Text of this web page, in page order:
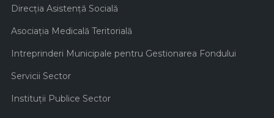
Direcţia Asistenţă Socială
Asociaţia Medicală Teritorială
Intreprinderi Municipale pentru Gestionarea Fondului
Servicii Sector
Instituţii Publice Sector